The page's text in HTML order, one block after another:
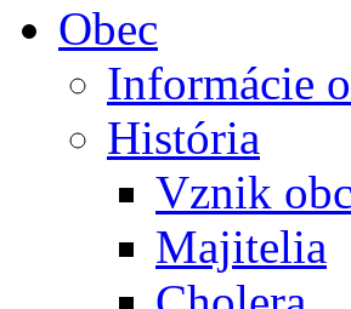
Obec
Informácie
História
Vznik
Majitelia